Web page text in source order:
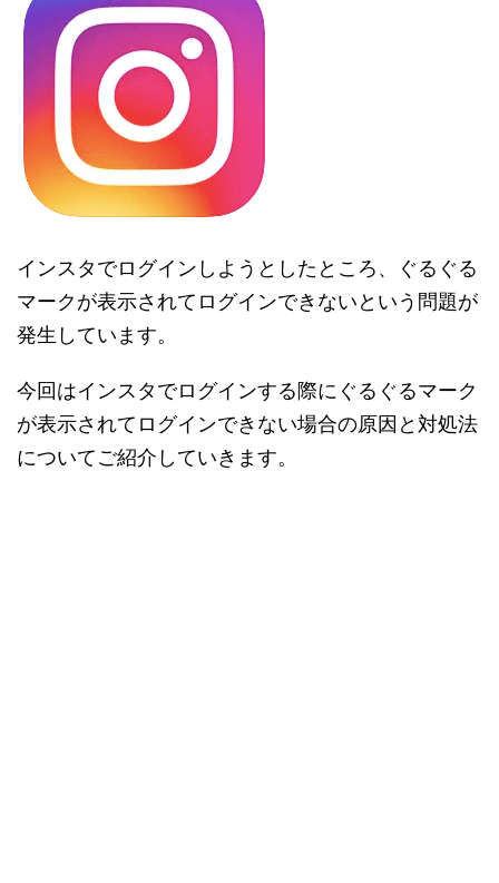
インスタでログインしようとしたところ、ぐるぐる
マークが表示されてログインできないという問題が
発生しています。
今回はインスタでログインする際にぐるぐるマーク
が表示されてログインできない場合の原因と対処法
についてご紹介していきます。